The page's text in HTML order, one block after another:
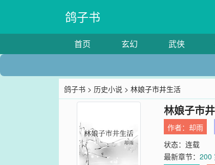
鸽子书
首页 玄幻 武侠
鸽子书 > 历史小说 > 林娘子市井生活
林娘子市
作者：却雨
状态：连载
最新章节：200